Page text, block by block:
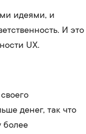
идеями, и
И это
UX.
денег, так что
более